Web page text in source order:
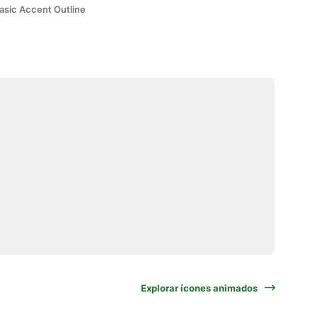
Accent Outline
Explorar ícones animados